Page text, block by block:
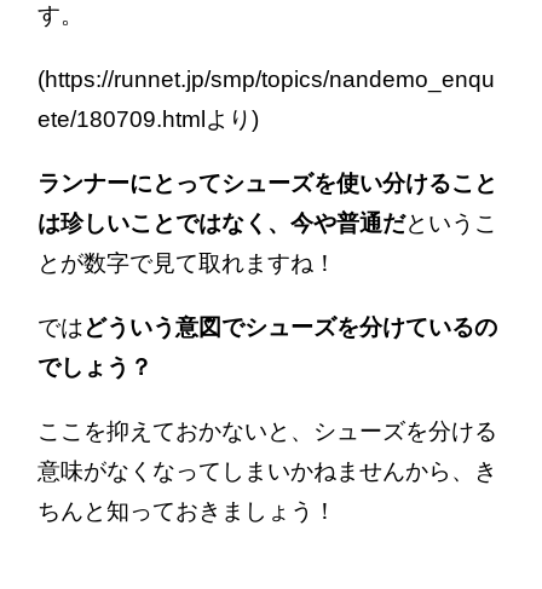
す。
(https://runnet.jp/smp/topics/nandemo_enqu
ete/180709.htmlより)
ランナーにとってシューズを使い分けること
は珍しいことではなく、今や普通だというこ
とが数字で見て取れますね！
ではどういう意図でシューズを分けているの
でしょう？
ここを抑えておかないと、シューズを分ける
意味がなくなってしまいかねませんから、き
ちんと知っておきましょう！